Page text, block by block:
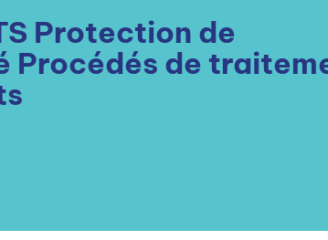
Protection de
Procédés de